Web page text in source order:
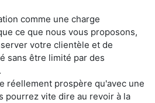
comme une charge
ce que nous vous proposons,
votre clientèle et de
sans être limité par des
réellement prospère qu'avec une
pourrez vite dire au revoir à la